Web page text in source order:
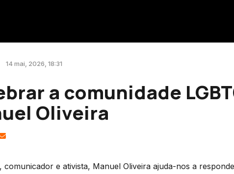
14 mai, 2026, 18:31
a comunidade
Oliveira
comunicador e ativista, Manuel Oliveira ajuda-nos a